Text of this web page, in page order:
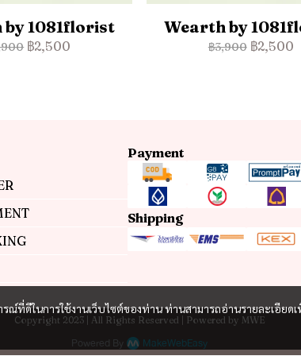
by 1081florist
฿2,500
Wearth by
฿3,900 ฿2,500
ที่ดีในการใช้งานเว็บไซต์ของท่าน ท่านสามารถอ่านรายละเอียดเ
Payment
Shipping
Copyright 2023 | All Rights Reserved | Powered by MWE
Powered By MakeWebEasy